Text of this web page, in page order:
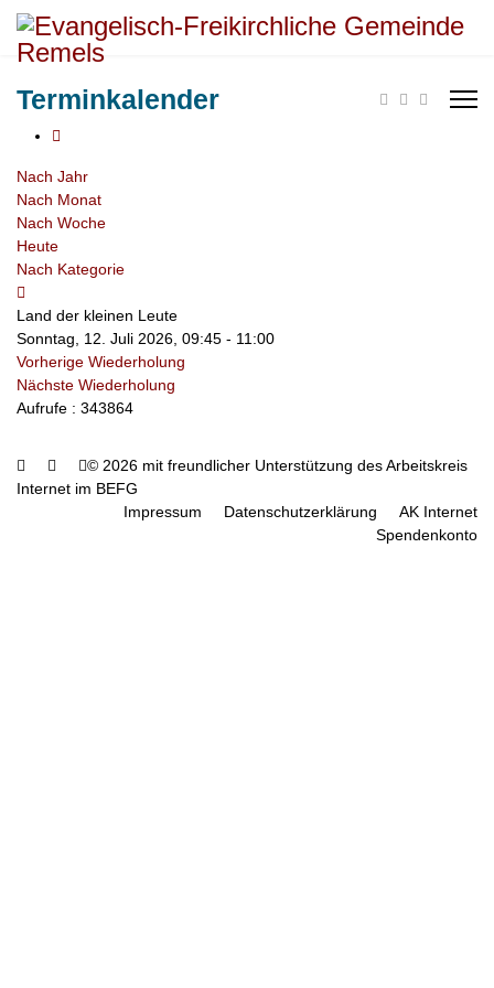
Terminkalender
Nach Jahr
Nach Monat
Nach Woche
Heute
Nach Kategorie
Land der kleinen Leute
Sonntag, 12. Juli 2026, 09:45 - 11:00
Vorherige Wiederholung
Nächste Wiederholung
Aufrufe : 343864
© 2026 mit freundlicher Unterstützung des Arbeitskreis
Internet im BEFG
Impressum
Datenschutzerklärung
AK Internet
Spendenkonto